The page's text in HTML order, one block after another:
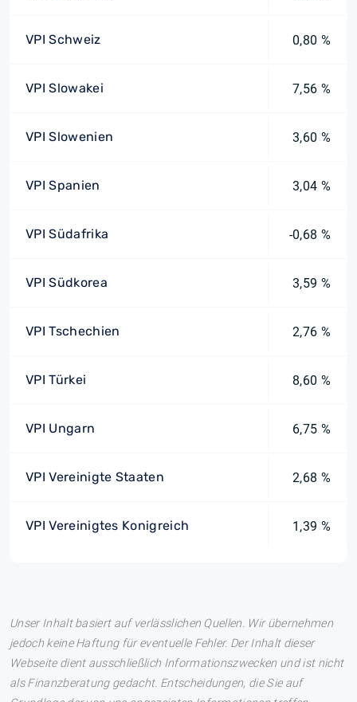
VPI Schweiz 0,80 %
VPI Slowakei 7,56 %
VPI Slowenien 3,60 %
VPI Spanien 3,04 %
VPI Südafrika -0,68 %
VPI Südkorea 3,59 %
VPI Tschechien 2,76 %
VPI Türkei 8,60 %
VPI Ungarn 6,75 %
VPI Vereinigte Staaten 2,68 %
VPI Vereinigtes Konigreich 1,39 %
Unser Inhalt basiert auf verlässlichen Quellen. Wir übernehmen
jedoch keine Haftung für eventuelle Fehler. Der Inhalt dieser
Webseite dient ausschließlich Informationszwecken und ist nicht
als Finanzberatung gedacht. Entscheidungen, die Sie auf